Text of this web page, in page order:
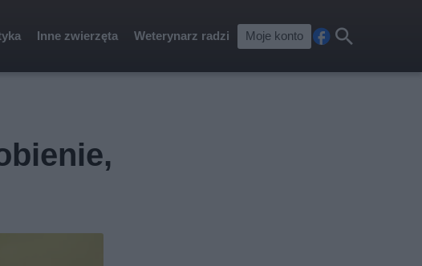
Inne zwierzęta Weterynarz radzi Moje konto
cebkaj